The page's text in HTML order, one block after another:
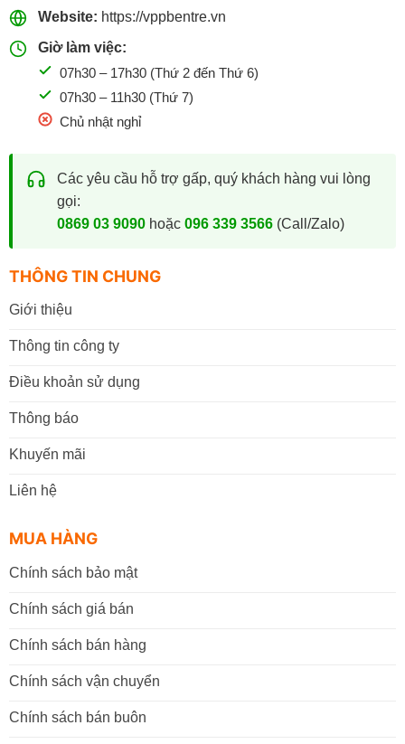
Website: https://vppbentre.vn
Giờ làm việc:
07h30 – 17h30 (Thứ 2 đến Thứ 6)
07h30 – 11h30 (Thứ 7)
Chủ nhật nghỉ
Các yêu cầu hỗ trợ gấp, quý khách hàng vui lòng
gọi:
0869 03 9090hoặc 096 339 3566(Call/Zalo)
THÔNG TIN CHUNG
Giới thiệu
Thông tin công ty
Điều khoản sử dụng
Thông báo
Khuyến mãi
Liên hệ
MUA HÀNG
Chính sách bảo mật
Chính sách giá bán
Chính sách bán hàng
Chính sách vận chuyển
Chính sách bán buôn